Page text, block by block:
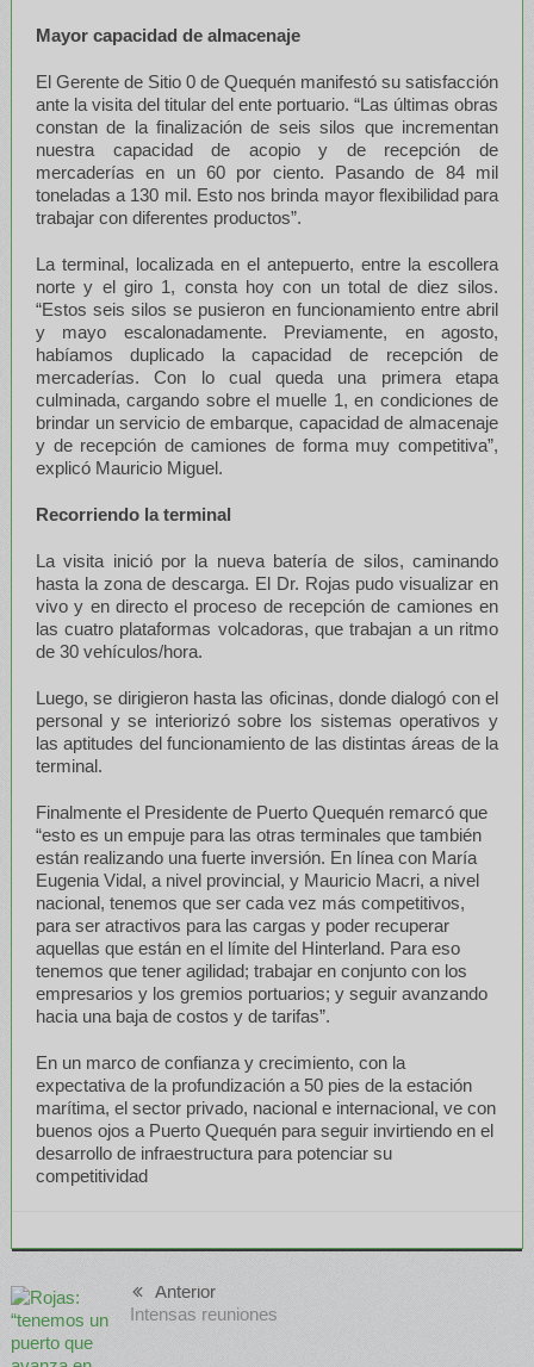
Mayor capacidad de almacenaje
El Gerente de Sitio 0 de Quequén manifestó su satisfacción
ante la visita del titular del ente portuario. “Las últimas obras
constan de la finalización de seis silos que incrementan
nuestra capacidad de acopio y de recepción de
mercaderías en un 60 por ciento. Pasando de 84 mil
toneladas a 130 mil. Esto nos brinda mayor flexibilidad para
trabajar con diferentes productos”.
La terminal, localizada en el antepuerto, entre la escollera
norte y el giro 1, consta hoy con un total de diez silos.
“Estos seis silos se pusieron en funcionamiento entre abril
y mayo escalonadamente. Previamente, en agosto,
habíamos duplicado la capacidad de recepción de
mercaderías. Con lo cual queda una primera etapa
culminada, cargando sobre el muelle 1, en condiciones de
brindar un servicio de embarque, capacidad de almacenaje
y de recepción de camiones de forma muy competitiva”,
explicó Mauricio Miguel.
Recorriendo la terminal
La visita inició por la nueva batería de silos, caminando
hasta la zona de descarga. El Dr. Rojas pudo visualizar en
vivo y en directo el proceso de recepción de camiones en
las cuatro plataformas volcadoras, que trabajan a un ritmo
de 30 vehículos/hora.
Luego, se dirigieron hasta las oficinas, donde dialogó con el
personal y se interiorizó sobre los sistemas operativos y
las aptitudes del funcionamiento de las distintas áreas de la
terminal.
Finalmente el Presidente de Puerto Quequén remarcó que
“esto es un empuje para las otras terminales que también
están realizando una fuerte inversión. En línea con María
Eugenia Vidal, a nivel provincial, y Mauricio Macri, a nivel
nacional, tenemos que ser cada vez más competitivos,
para ser atractivos para las cargas y poder recuperar
aquellas que están en el límite del Hinterland. Para eso
tenemos que tener agilidad; trabajar en conjunto con los
empresarios y los gremios portuarios; y seguir avanzando
hacia una baja de costos y de tarifas”.
En un marco de confianza y crecimiento, con la
expectativa de la profundización a 50 pies de la estación
marítima, el sector privado, nacional e internacional, ve con
buenos ojos a Puerto Quequén para seguir invirtiendo en el
desarrollo de infraestructura para potenciar su
competitividad
Anterior
Intensas reuniones